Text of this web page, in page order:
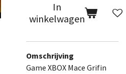
In
winkelwagen
Omschrijving
Game XBOX Mace Grifin